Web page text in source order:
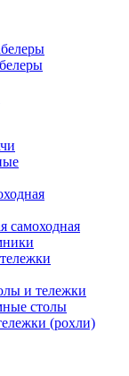
самоходная
и тележки
столы
(рохли)